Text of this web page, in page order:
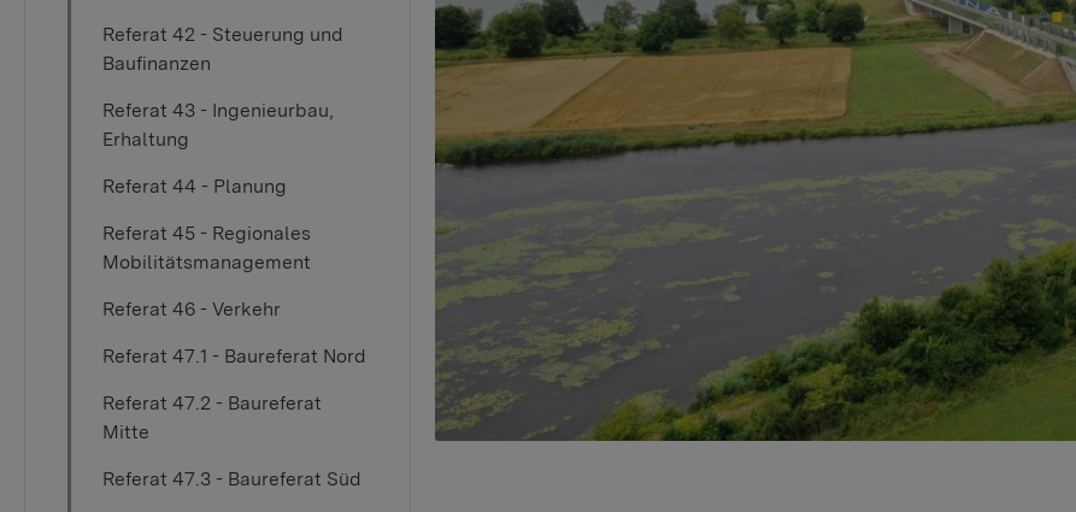
Referat 42 - Steuerung und
Baufinanzen
Referat 43 - Ingenieurbau,
Erhaltung
Referat 44 - Planung
Referat 45 - Regionales
Mobilitätsmanagement
Referat 46 - Verkehr
Referat 47.1 - Baureferat Nord
Referat 47.2 - Baureferat
Mitte
Referat 47.3 - Baureferat Süd